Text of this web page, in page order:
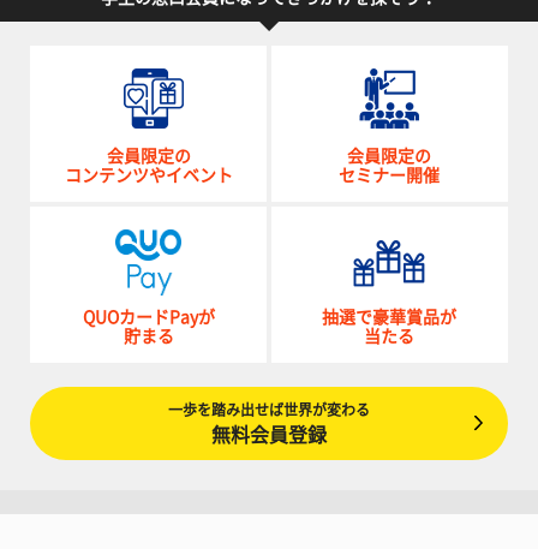
会員限定の
コンテンツやイベント
会員限定の
セミナー開催
QUOカードPayが
貯まる
抽選で豪華賞品が
当たる
一歩を踏み出せば世界が変わる
無料会員登録